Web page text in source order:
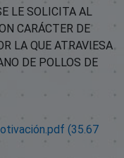
LE SOLICITA AL
CARÁCTER DE
LA QUE ATRAVIESA
DE POLLOS DE
(35.67